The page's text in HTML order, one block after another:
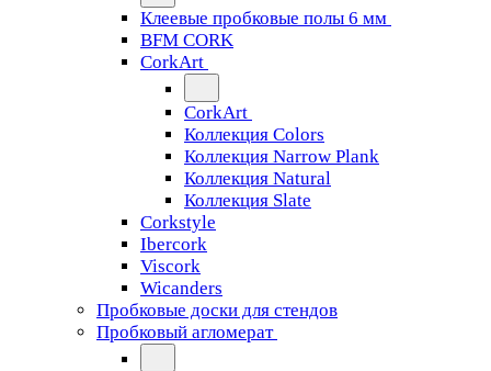
Клеевые пробковые полы 6 мм
BFM CORK
CorkArt
CorkArt
Коллекция Colors
Коллекция Narrow Plank
Коллекция Natural
Коллекция Slate
Corkstyle
Ibercork
Viscork
Wicanders
Пробковые доски для стендов
Пробковый агломерат